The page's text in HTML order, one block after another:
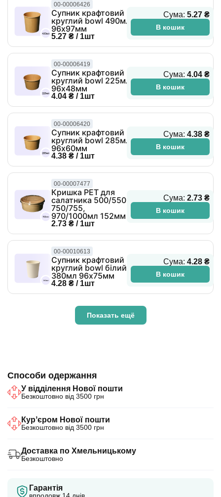
00-00006426
Супник крафтовий
круглий bowl 490мл
96х97мм
5.27 ₴ / 1шт
Сума: 5.27 ₴
В кошик
00-00006419
Супник крафтовий
круглий bowl 225мл
96х48мм
4.04 ₴ / 1шт
Сума: 4.04 ₴
В кошик
00-00006420
Супник крафтовий
круглий bowl 285мл
96х60мм
4.38 ₴ / 1шт
Сума: 4.38 ₴
В кошик
00-00007477
Кришка PET для
салатника 500/550,
750/755,
970/1000мл 152мм
2.73 ₴ / 1шт
Сума: 2.73 ₴
В кошик
00-00010613
Супник крафтовий
круглий bowl білий
380мл 96х75мм
4.28 ₴ / 1шт
Сума: 4.28 ₴
В кошик
Показать ещё
Способи одержання
У відділення Нової пошти
Безкоштовно від 3500 грн
Курʼєром Нової пошти
Безкоштовно від 3500 грн
Доставка по Хмельницькому
Безкоштовно
Гарантія